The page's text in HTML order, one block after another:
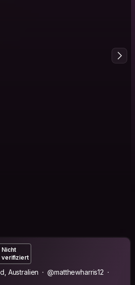
Nicht
verifiziert
Australien
@matthewharris12